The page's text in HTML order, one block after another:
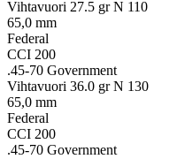
Vihtavuori 27.5 gr N 110
65,0 mm
Federal
CCI 200
.45-70 Government
Vihtavuori 36.0 gr N 130
65,0 mm
Federal
CCI 200
.45-70 Government